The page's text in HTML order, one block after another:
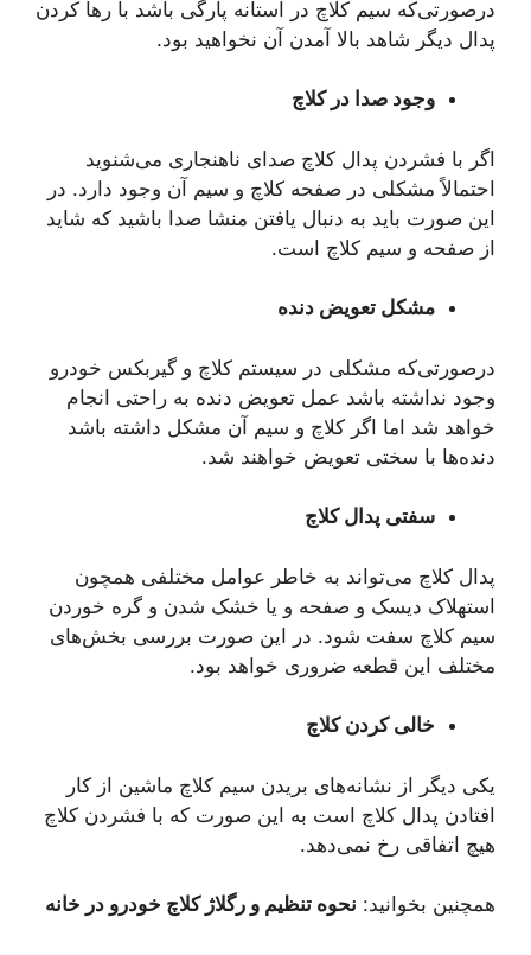
درصورتی‌که سیم کلاچ در آستانه پارگی باشد با رها کردن
پدال دیگر شاهد بالا آمدن آن نخواهید بود.
وجود صدا در کلاچ
اگر با فشردن پدال کلاچ صدای ناهنجاری می‌شنوید
احتمالاً مشکلی در صفحه کلاچ و سیم آن وجود دارد. در
این صورت باید به دنبال یافتن منشا صدا باشید که شاید
از صفحه و سیم کلاچ است.
مشکل تعویض دنده
درصورتی‌که مشکلی در سیستم کلاچ و گیربکس خودرو
وجود نداشته باشد عمل تعویض دنده به راحتی انجام
خواهد شد اما اگر کلاچ و سیم آن مشکل داشته باشد
دنده‌ها با سختی تعویض خواهند شد.
سفتی پدال کلاچ
پدال کلاچ می‌تواند به خاطر عوامل مختلفی همچون
استهلاک دیسک و صفحه و یا خشک شدن و گره خوردن
سیم کلاچ سفت شود. در این صورت بررسی بخش‌های
مختلف این قطعه ضروری خواهد بود.
خالی کردن کلاچ
یکی دیگر از نشانه‌های بریدن سیم کلاچ ماشین از کار
افتادن پدال کلاچ است به این صورت که با فشردن کلاچ
هیچ اتفاقی رخ نمی‌دهد.
همچنین بخوانید: نحوه تنظیم و رگلاژ کلاچ خودرو در خانه